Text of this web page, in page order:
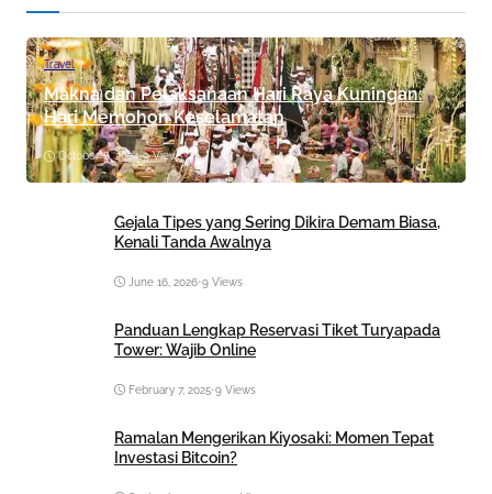
Travel
Makna dan Pelaksanaan Hari Raya Kuningan:
Hari Memohon Keselamatan
October 8, 2024•9 Views
Gejala Tipes yang Sering Dikira Demam Biasa,
Kenali Tanda Awalnya
June 16, 2026•9 Views
Panduan Lengkap Reservasi Tiket Turyapada
Tower: Wajib Online
February 7, 2025•9 Views
Ramalan Mengerikan Kiyosaki: Momen Tepat
Investasi Bitcoin?